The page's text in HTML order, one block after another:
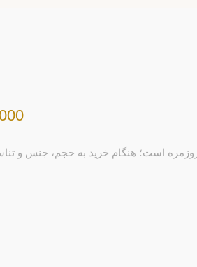
است؛ هنگام خرید به حجم، جنس و